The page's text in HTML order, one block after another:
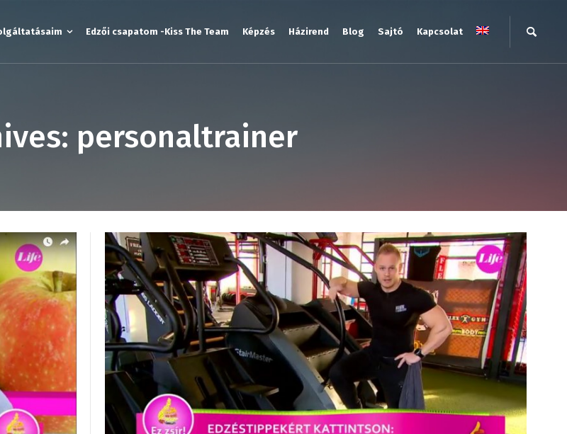
Edzői csapatom -Kiss The Team Képzés Házirend Blog Sajtó Kapcsolat
personaltrainer